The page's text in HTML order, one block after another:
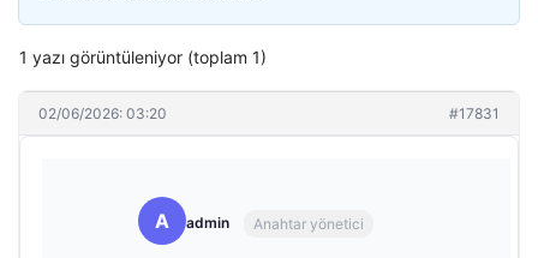
1 yazı görüntüleniyor (toplam 1)
02/06/2026: 03:20 #17831
A admin Anahtar yönetici